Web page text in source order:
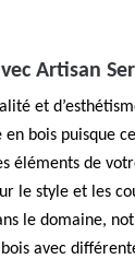
Artisan
et
en bois puisque
éléments de
le style et les
le domaine,
avec